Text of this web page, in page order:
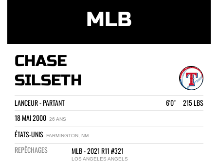
MLB
CHASE
SILSETH
LANCEUR - PARTANT
6'0" 215 LBS
18 MAI 2000 26 ANS
ÉTATS-UNIS FARMINGTON, NM
REPÊCHAGES MLB - 2021 R11 #321
LOS ANGELES ANGELS